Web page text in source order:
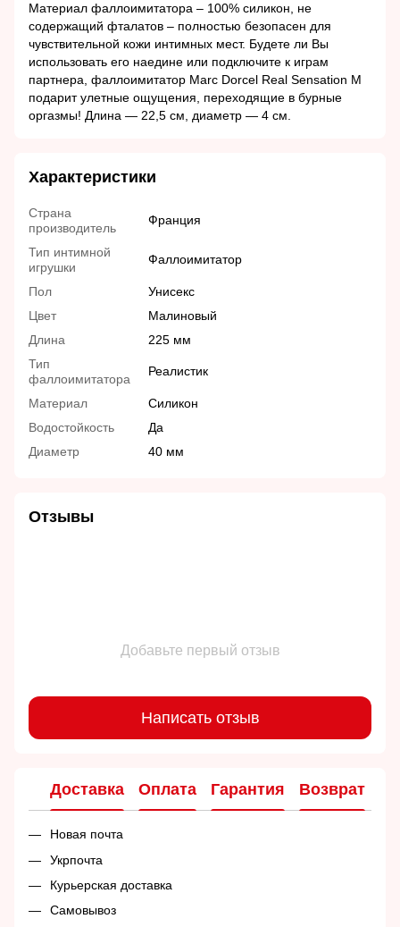
Материал фаллоимитатора – 100% силикон, не
содержащий фталатов – полностью безопасен для
чувствительной кожи интимных мест. Будете ли Вы
использовать его наедине или подключите к играм
партнера, фаллоимитатор Marc Dorcel Real Sensation M
подарит улетные ощущения, переходящие в бурные
оргазмы! Длина ― 22,5 см, диаметр ― 4 см.
Характеристики
Страна
производитель
Франция
Тип интимной
игрушки
Фаллоимитатор
Пол
Унисекс
Цвет
Малиновый
Длина
225 мм
Тип
фаллоимитатора
Реалистик
Материал
Силикон
Водостойкость
Да
Диаметр
40 мм
Отзывы
Добавьте первый отзыв
Написать отзыв
Доставка Оплата Гарантия Возврат
Новая почта
Укрпочта
Курьерская доставка
Самовывоз